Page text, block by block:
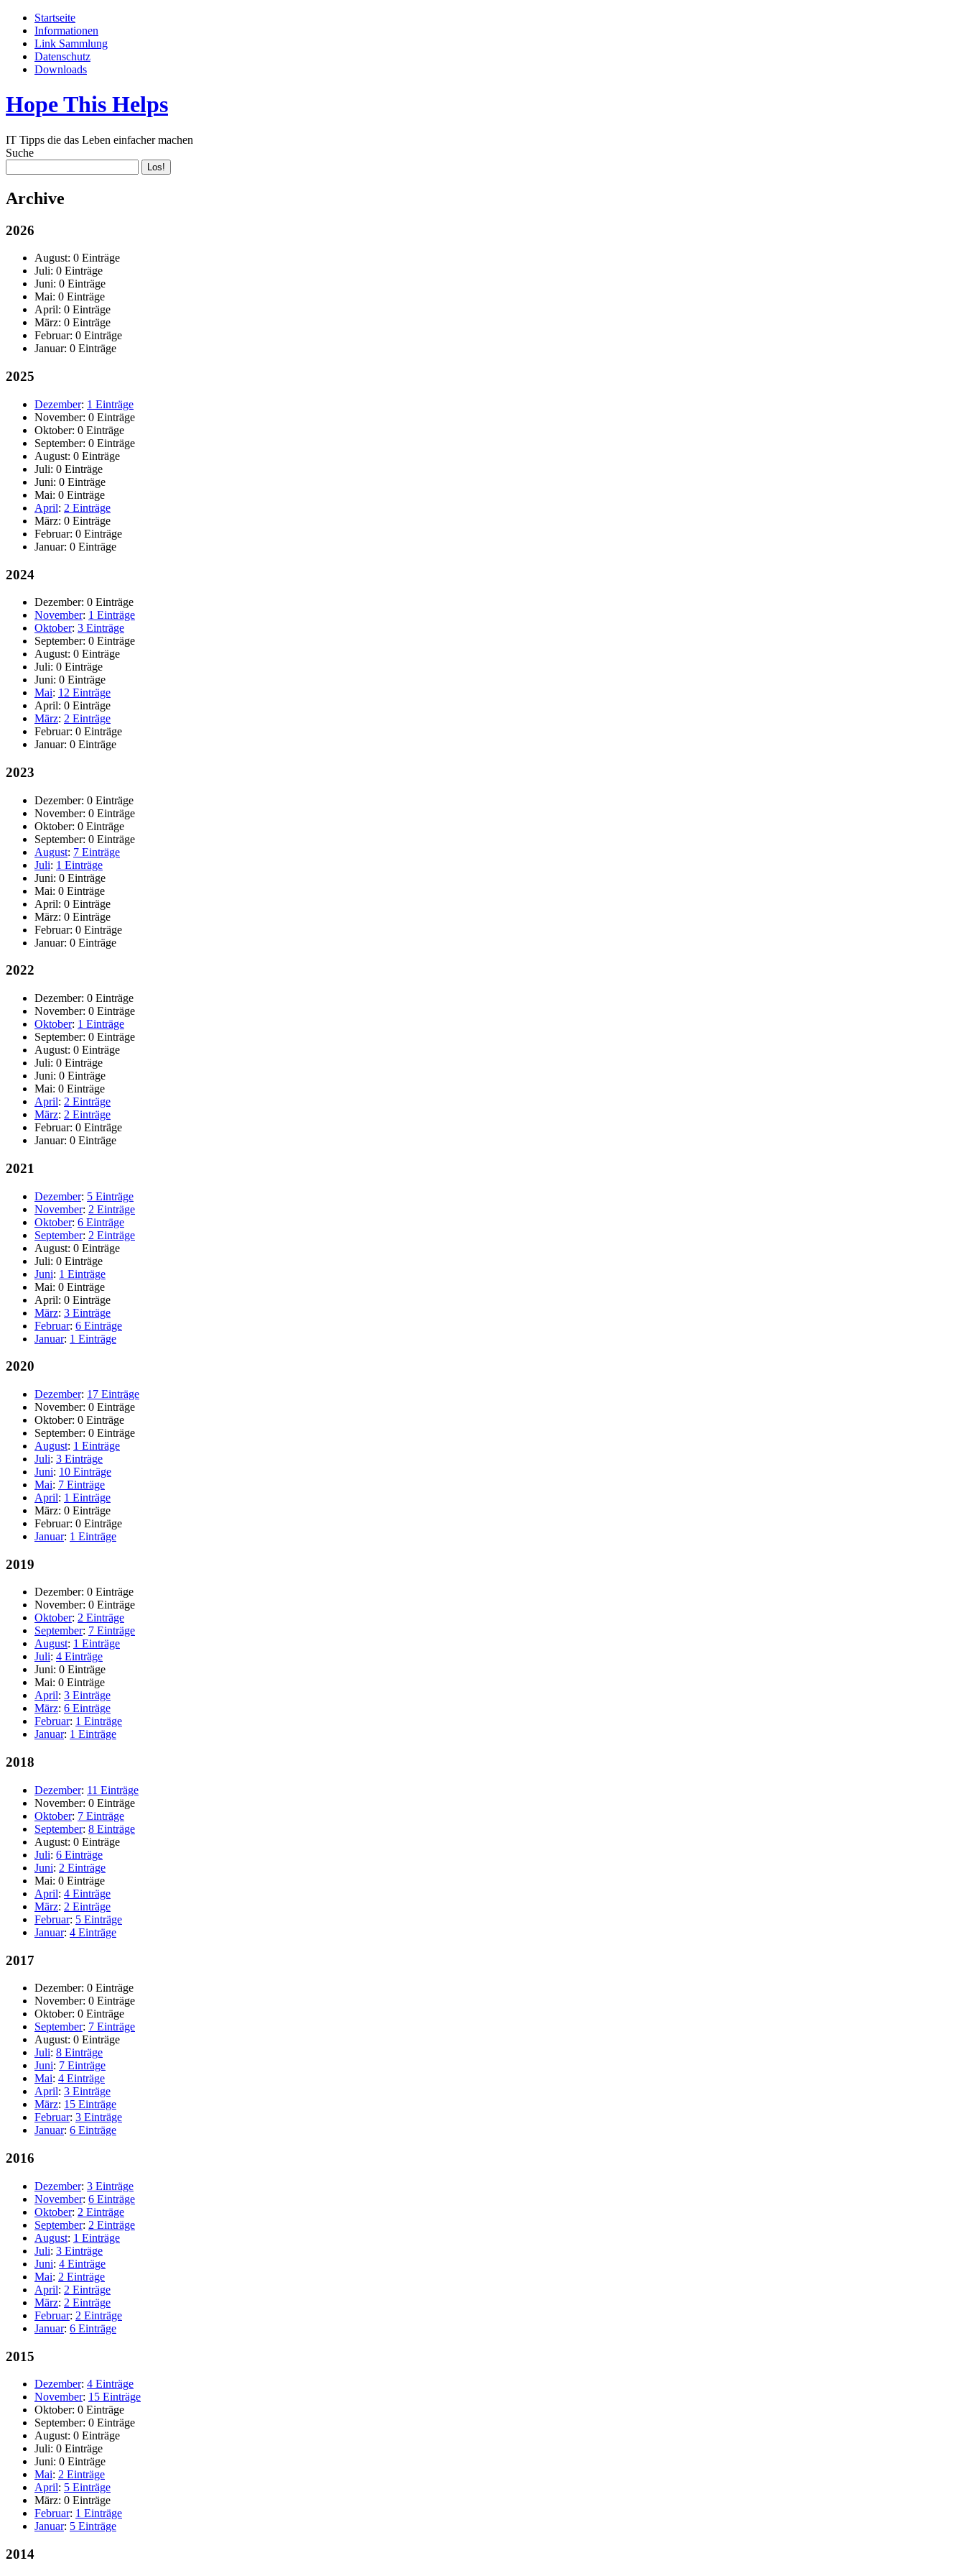
Startseite
Informationen
Link Sammlung
Datenschutz
Downloads
Hope This Helps
IT Tipps die das Leben einfacher machen
Suche
Archive
2026
August: 0 Einträge
Juli: 0 Einträge
Juni: 0 Einträge
Mai: 0 Einträge
April: 0 Einträge
März: 0 Einträge
Februar: 0 Einträge
Januar: 0 Einträge
2025
Dezember: 1 Einträge
November: 0 Einträge
Oktober: 0 Einträge
September: 0 Einträge
August: 0 Einträge
Juli: 0 Einträge
Juni: 0 Einträge
Mai: 0 Einträge
April: 2 Einträge
März: 0 Einträge
Februar: 0 Einträge
Januar: 0 Einträge
2024
Dezember: 0 Einträge
November: 1 Einträge
Oktober: 3 Einträge
September: 0 Einträge
August: 0 Einträge
Juli: 0 Einträge
Juni: 0 Einträge
Mai: 12 Einträge
April: 0 Einträge
März: 2 Einträge
Februar: 0 Einträge
Januar: 0 Einträge
2023
Dezember: 0 Einträge
November: 0 Einträge
Oktober: 0 Einträge
September: 0 Einträge
August: 7 Einträge
Juli: 1 Einträge
Juni: 0 Einträge
Mai: 0 Einträge
April: 0 Einträge
März: 0 Einträge
Februar: 0 Einträge
Januar: 0 Einträge
2022
Dezember: 0 Einträge
November: 0 Einträge
Oktober: 1 Einträge
September: 0 Einträge
August: 0 Einträge
Juli: 0 Einträge
Juni: 0 Einträge
Mai: 0 Einträge
April: 2 Einträge
März: 2 Einträge
Februar: 0 Einträge
Januar: 0 Einträge
2021
Dezember: 5 Einträge
November: 2 Einträge
Oktober: 6 Einträge
September: 2 Einträge
August: 0 Einträge
Juli: 0 Einträge
Juni: 1 Einträge
Mai: 0 Einträge
April: 0 Einträge
März: 3 Einträge
Februar: 6 Einträge
Januar: 1 Einträge
2020
Dezember: 17 Einträge
November: 0 Einträge
Oktober: 0 Einträge
September: 0 Einträge
August: 1 Einträge
Juli: 3 Einträge
Juni: 10 Einträge
Mai: 7 Einträge
April: 1 Einträge
März: 0 Einträge
Februar: 0 Einträge
Januar: 1 Einträge
2019
Dezember: 0 Einträge
November: 0 Einträge
Oktober: 2 Einträge
September: 7 Einträge
August: 1 Einträge
Juli: 4 Einträge
Juni: 0 Einträge
Mai: 0 Einträge
April: 3 Einträge
März: 6 Einträge
Februar: 1 Einträge
Januar: 1 Einträge
2018
Dezember: 11 Einträge
November: 0 Einträge
Oktober: 7 Einträge
September: 8 Einträge
August: 0 Einträge
Juli: 6 Einträge
Juni: 2 Einträge
Mai: 0 Einträge
April: 4 Einträge
März: 2 Einträge
Februar: 5 Einträge
Januar: 4 Einträge
2017
Dezember: 0 Einträge
November: 0 Einträge
Oktober: 0 Einträge
September: 7 Einträge
August: 0 Einträge
Juli: 8 Einträge
Juni: 7 Einträge
Mai: 4 Einträge
April: 3 Einträge
März: 15 Einträge
Februar: 3 Einträge
Januar: 6 Einträge
2016
Dezember: 3 Einträge
November: 6 Einträge
Oktober: 2 Einträge
September: 2 Einträge
August: 1 Einträge
Juli: 3 Einträge
Juni: 4 Einträge
Mai: 2 Einträge
April: 2 Einträge
März: 2 Einträge
Februar: 2 Einträge
Januar: 6 Einträge
2015
Dezember: 4 Einträge
November: 15 Einträge
Oktober: 0 Einträge
September: 0 Einträge
August: 0 Einträge
Juli: 0 Einträge
Juni: 0 Einträge
Mai: 2 Einträge
April: 5 Einträge
März: 0 Einträge
Februar: 1 Einträge
Januar: 5 Einträge
2014